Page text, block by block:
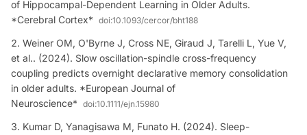
of Hippocampal-Dependent Learning in Older Adults.
*Cerebral Cortex* doi:10.1093/cercor/bht188
Weiner OM, O'Byrne J, Cross NE, Giraud J, Tarelli L, Yue V,
et al.. (2024). Slow oscillation-spindle cross-frequency
coupling predicts overnight declarative memory consolidation
in older adults. *European Journal of
Neuroscience* doi:10.1111/ejn.15980
Kumar D, Yanagisawa M, Funato H. (2024). Sleep-